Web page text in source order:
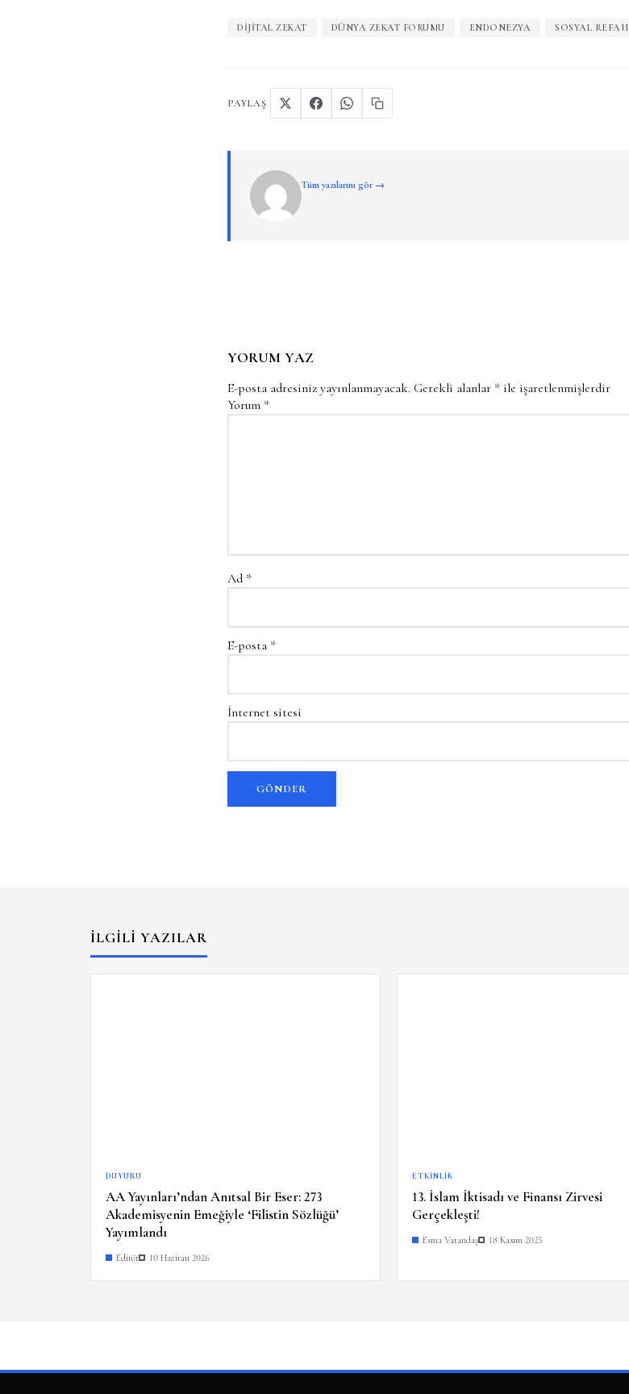
DIJITAL ZEKAT DÜNYA ZEKAT FORUMU ENDONEZYA SOSYAL REFAH
PAYLAŞ
Tüm yazılarını gör →
YORUM YAZ
E-posta adresiniz yayınlanmayacak. Gerekli alanlar * ile işaretlenmişlerdir
Yorum *
Ad *
E-posta *
İnternet sitesi
İLGILI YAZILAR
DUYURU
AA Yayınları’ndan Anıtsal Bir Eser: 273
Akademisyenin Emeğiyle ‘Filistin Sözlüğü’
Yayımlandı
Editör 10 Haziran 2026
ETKINLIK
13. İslam İktisadı ve Finansı Zirvesi
Gerçekleşti!
Esma Vatandaş 18 Kasım 2025